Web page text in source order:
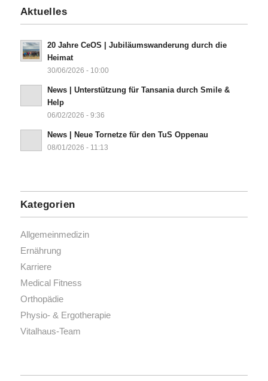
Aktuelles
20 Jahre CeOS | Jubiläumswanderung durch die
Heimat
30/06/2026 - 10:00
News | Unterstützung für Tansania durch Smile &
Help
06/02/2026 - 9:36
News | Neue Tornetze für den TuS Oppenau
08/01/2026 - 11:13
Kategorien
Allgemeinmedizin
Ernährung
Karriere
Medical Fitness
Orthopädie
Physio- & Ergotherapie
Vitalhaus-Team